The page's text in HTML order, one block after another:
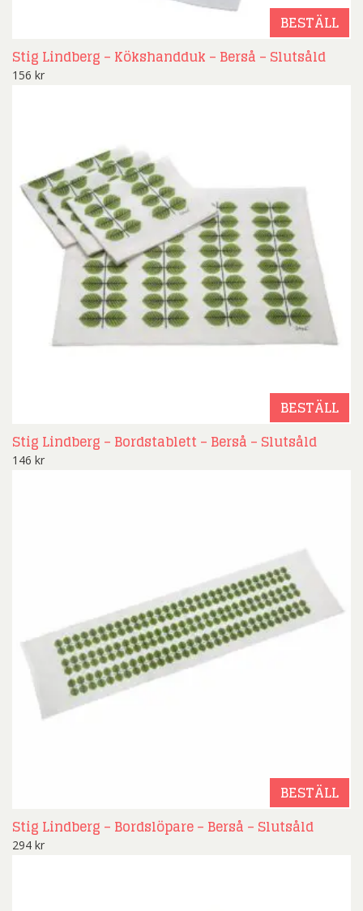
BESTÄLL
Stig Lindberg – Kökshandduk – Berså – Slutsåld
156 kr
BESTÄLL
Stig Lindberg – Bordstablett – Berså – Slutsåld
146 kr
BESTÄLL
Stig Lindberg – Bordslöpare – Berså – Slutsåld
294 kr